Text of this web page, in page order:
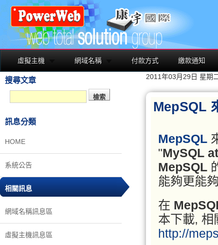
虛擬主機 網域名稱 付款方式 繳款通知
搜尋文章
訊息分類
HOME
系統公告
相關訊息
網域名稱訊息區
虛擬主機訊息區
2011年03月29日 星期
MepSQL
MepSQL
"MySQL
MepSQL
能夠更能
在
本下載, 相
http://